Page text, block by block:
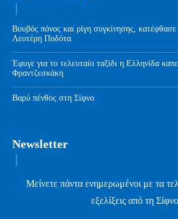
Βουβός πόνος και ρίγη συγκίνησης,
Λευτέρη Ποδότα
Έφυγε για το τελευταίο ταξίδι η Ελληνίδα
Φραντζεσκάκη
Βαρύ πένθος στη Σίφνο
Newsletter
Μείνετε πάντα ενημερωμένοι με τα
εξελίξεις από τη